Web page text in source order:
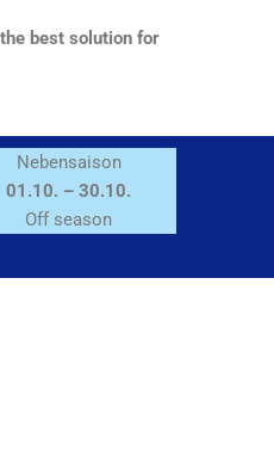
best solution for
Nebensaison
01.10. – 30.10.
Off season